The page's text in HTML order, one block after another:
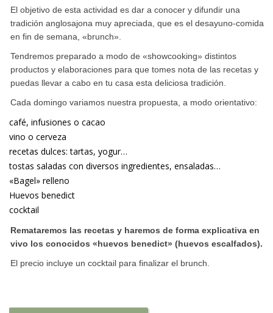
El objetivo de esta actividad es dar a conocer y difundir una
tradición anglosajona muy apreciada, que es el desayuno-comida
en fin de semana, «brunch».
Tendremos preparado a modo de «showcooking» distintos
productos y elaboraciones para que tomes nota de las recetas y
puedas llevar a cabo en tu casa esta deliciosa tradición.
Cada domingo variamos nuestra propuesta, a modo orientativo:
café, infusiones o cacao
vino o cerveza
recetas dulces: tartas, yogur…
tostas saladas con diversos ingredientes, ensaladas…
«Bagel» relleno
Huevos benedict
cocktail
Remataremos las recetas y haremos de forma explicativa en
vivo los conocidos «huevos benedict» (huevos escalfados).
El precio incluye un cocktail para finalizar el brunch.